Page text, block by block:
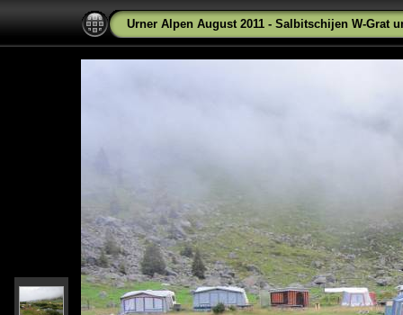
Urner Alpen August 2011 - Salbitschijen W-Grat